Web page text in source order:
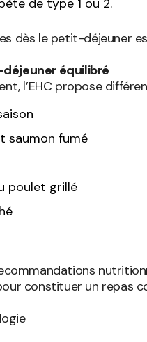
de type 1 ou 2.
dès le petit-déjeuner
équilibré
l’EHC propose
saumon fumé
poulet grillé
constituer un repas